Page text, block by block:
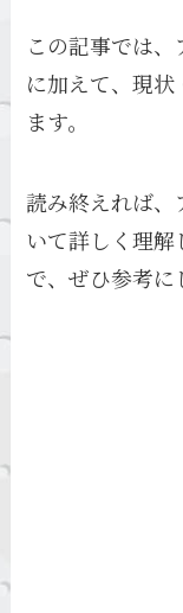
この記事では
に加えて、現
ます。
読み終えれば
いて詳しく理
で、ぜひ参考に